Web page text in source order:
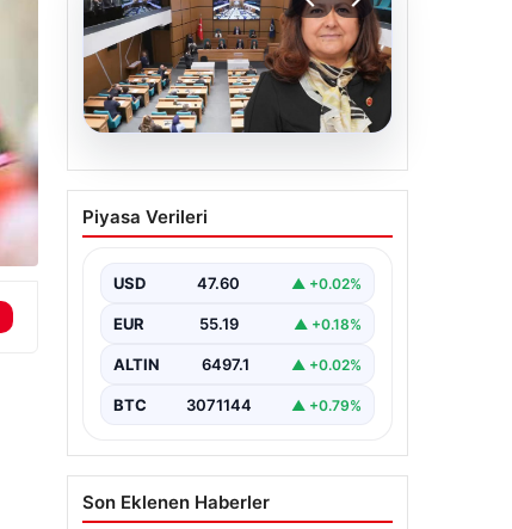
05.08.2026
Üsküdar Belediyesi’nde
başkanvekili Sibel Tan
Piyasa Verileri
USD 47.60 ▲ +0.02%
EUR 55.19 ▲ +0.18%
ALTIN 6497.1 ▲ +0.02%
BTC 3071144 ▲ +0.79%
Son Eklenen Haberler